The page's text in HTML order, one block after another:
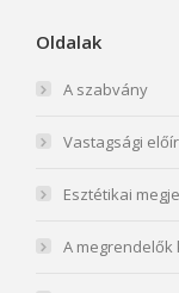
Oldalak
A szabvány
Vastagsági
Esztétikai
A